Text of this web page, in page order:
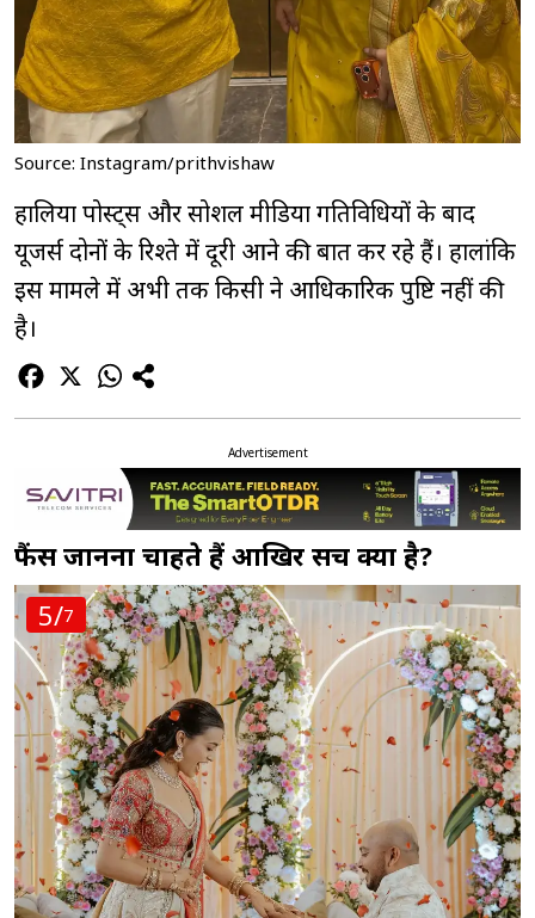
Source: Instagram/prithvishaw
हालिया पोस्ट्स और सोशल मीडिया गतिविधियों के बाद
यूजर्स दोनों के रिश्ते में दूरी आने की बात कर रहे हैं। हालांकि
इस मामले में अभी तक किसी ने आधिकारिक पुष्टि नहीं की
है।
Advertisement
फैंस जानना चाहते हैं आखिर सच क्या है?
5/7